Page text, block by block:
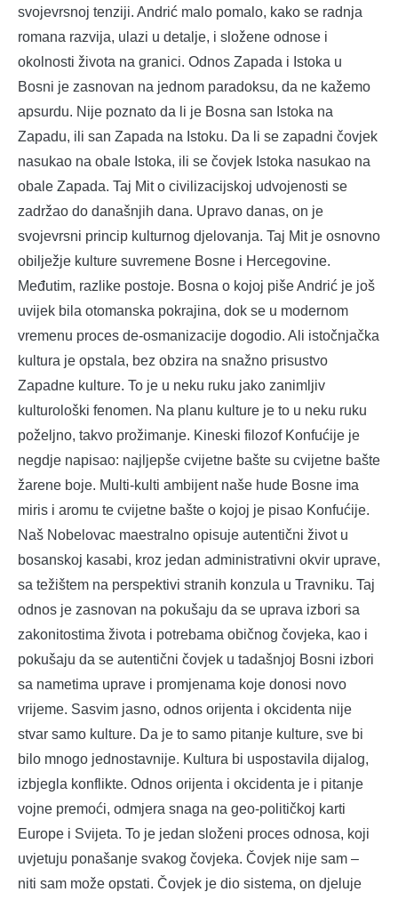
svojevrsnoj tenziji. Andrić malo pomalo, kako se radnja
romana razvija, ulazi u detalje, i složene odnose i
okolnosti života na granici. Odnos Zapada i Istoka u
Bosni je zasnovan na jednom paradoksu, da ne kažemo
apsurdu. Nije poznato da li je Bosna san Istoka na
Zapadu, ili san Zapada na Istoku. Da li se zapadni čovjek
nasukao na obale Istoka, ili se čovjek Istoka nasukao na
obale Zapada. Taj Mit o civilizacijskoj udvojenosti se
zadržao do današnjih dana. Upravo danas, on je
svojevrsni princip kulturnog djelovanja. Taj Mit je osnovno
obilježje kulture suvremene Bosne i Hercegovine.
Međutim, razlike postoje. Bosna o kojoj piše Andrić je još
uvijek bila otomanska pokrajina, dok se u modernom
vremenu proces de-osmanizacije dogodio. Ali istočnjačka
kultura je opstala, bez obzira na snažno prisustvo
Zapadne kulture. To je u neku ruku jako zanimljiv
kulturološki fenomen. Na planu kulture je to u neku ruku
poželjno, takvo prožimanje. Kineski filozof Konfućije je
negdje napisao: najljepše cvijetne bašte su cvijetne bašte
žarene boje. Multi-kulti ambijent naše hude Bosne ima
miris i aromu te cvijetne bašte o kojoj je pisao Konfućije.
Naš Nobelovac maestralno opisuje autentični život u
bosanskoj kasabi, kroz jedan administrativni okvir uprave,
sa težištem na perspektivi stranih konzula u Travniku. Taj
odnos je zasnovan na pokušaju da se uprava izbori sa
zakonitostima života i potrebama običnog čovjeka, kao i
pokušaju da se autentični čovjek u tadašnjoj Bosni izbori
sa nametima uprave i promjenama koje donosi novo
vrijeme. Sasvim jasno, odnos orijenta i okcidenta nije
stvar samo kulture. Da je to samo pitanje kulture, sve bi
bilo mnogo jednostavnije. Kultura bi uspostavila dijalog,
izbjegla konflikte. Odnos orijenta i okcidenta je i pitanje
vojne premoći, odmjera snaga na geo-političkoj karti
Europe i Svijeta. To je jedan složeni proces odnosa, koji
uvjetuju ponašanje svakog čovjeka. Čovjek nije sam –
niti sam može opstati. Čovjek je dio sistema, on djeluje